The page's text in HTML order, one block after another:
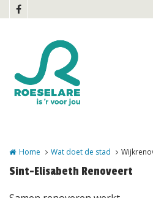
Overslaan en naar de inhoud gaan
Home Wat doet de stad
Sint-Elisabeth Renoveert